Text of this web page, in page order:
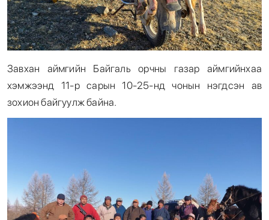
Завхан аймгийн Байгаль орчны газар аймгийнхаа
хэмжээнд 11-р сарын 10-25-нд чонын нэгдсэн ав
зохион байгуулж байна.